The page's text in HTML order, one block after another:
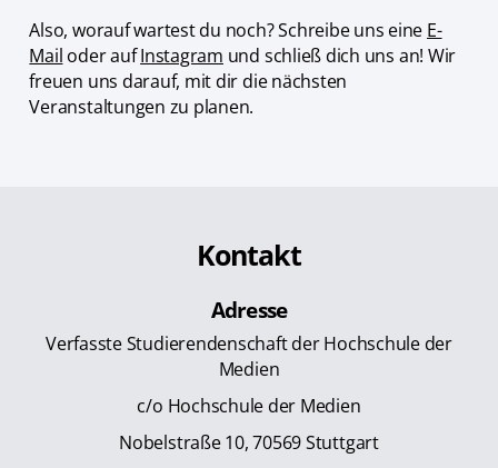
Also, worauf wartest du noch? Schreibe uns eine E-
Mail oder aufInstagram und schließ dich uns an! Wir
freuen uns darauf, mit dir die nächsten
Veranstaltungen zu planen.
Kontakt
Adresse
Verfasste Studierendenschaft der Hochschule der
Medien
c/o Hochschule der Medien
Nobelstraße 10, 70569 Stuttgart